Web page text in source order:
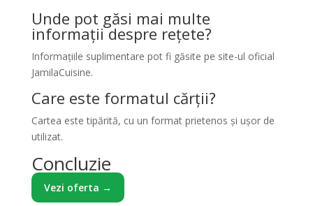
Unde pot găsi mai multe
informații despre rețete?
Informațiile suplimentare pot fi găsite pe site-ul oficial
JamilaCuisine.
Care este formatul cărții?
Cartea este tipărită, cu un format prietenos și ușor de
utilizat.
Concluzie
Vezi oferta →